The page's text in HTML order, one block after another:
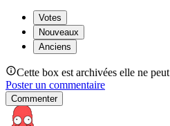
Votes
Nouveaux
Anciens
Cette box est archivées elle ne
Poster un commentaire
Commenter